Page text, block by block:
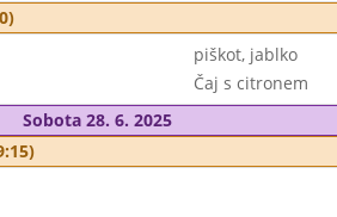
piškot, jablko
Čaj s citronem
Sobota 28. 6. 2025